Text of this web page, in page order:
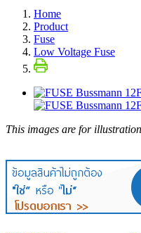
Home
Product
Fuse
Low Voltage Fuse
This images are for